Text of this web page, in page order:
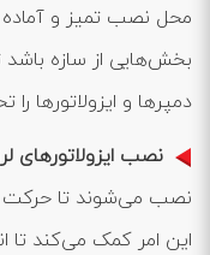
محل نصب تمیز و
بخش‌هایی از سازه باشد
دمپرها و ایزولاتورها را
نصب ایزولاتورهای
نصب می‌شوند تا حرکت
این امر کمک می‌کند تا